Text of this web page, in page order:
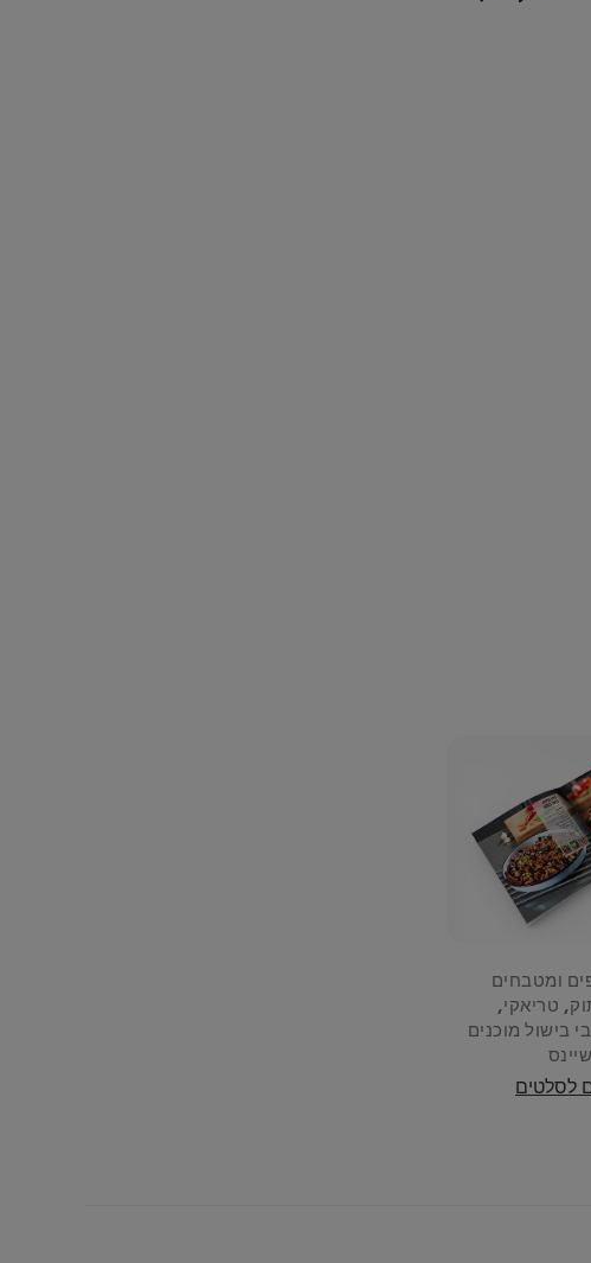
ומטבחים
טריאקי,
בישול מוכנים
לסלטים